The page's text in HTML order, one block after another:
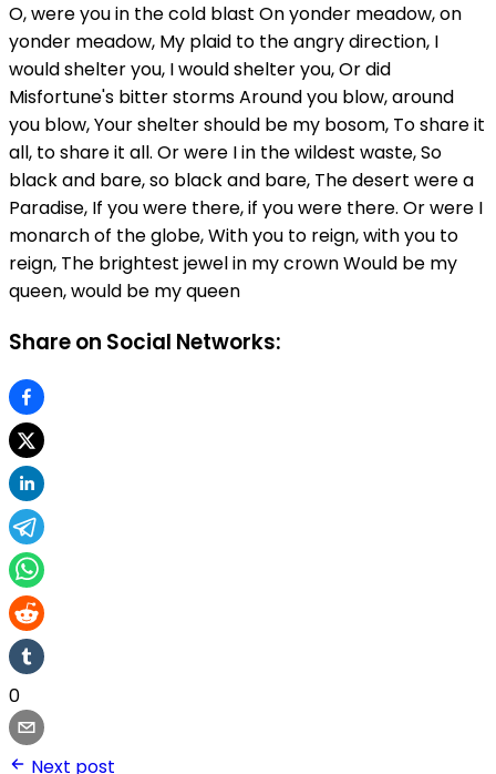
O, were you in the cold blast On yonder meadow, on
yonder meadow, My plaid to the angry direction, I
would shelter you, I would shelter you, Or did
Misfortune's bitter storms Around you blow, around
you blow, Your shelter should be my bosom, To share it
all, to share it all. Or were I in the wildest waste, So
black and bare, so black and bare, The desert were a
Paradise, If you were there, if you were there. Or were I
monarch of the globe, With you to reign, with you to
reign, The brightest jewel in my crown Would be my
queen, would be my queen
Share on Social Networks:
0
Next post